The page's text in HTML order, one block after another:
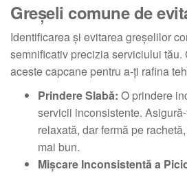
Greșeli comune de
Identificarea și evitarea greșelilor
semnificativ precizia serviciului tău.
aceste capcane pentru a-ți rafina
Prindere Slabă: O prindere
servicii inconsistente.
relaxată, dar fermă pe
mai bun.
Mișcare Inconsistentă a